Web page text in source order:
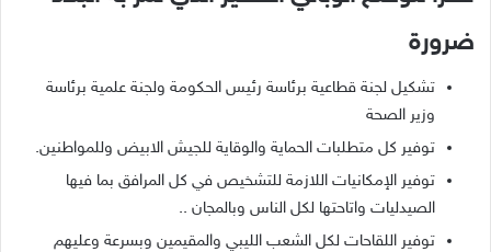
ضرورة
تشكيل لجنة قطاعية برئاسة رئيس الحكومة ولجنة علمية برئاسة
وزير الصحة
توفير كل متطلبات الحماية والوقاية للجيش الابيض وللمواطنين.
توفير الإمكانيات اللازمة للتشخيص في كل المرافق بما فيها
الصيدليات واتاحتها لكل الناس وبالمجان ..
توفير اللقاحات لكل الشعب الليبي والمقيمين وبسرعة وعليهم